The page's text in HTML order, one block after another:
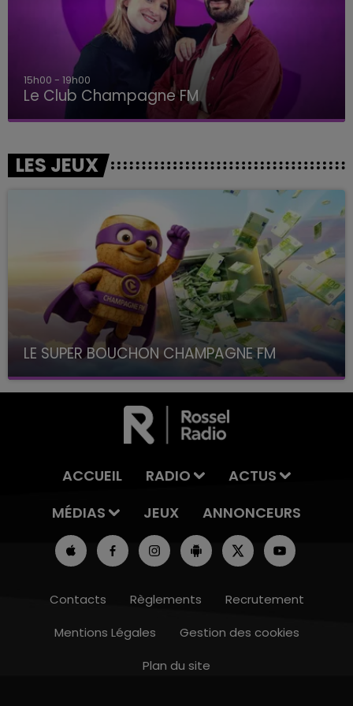
15h00 - 19h00
Le Club Champagne FM
LES JEUX
LE SUPER BOUCHON CHAMPAGNE FM
avec La Famille Champagne FM, à 8H10
ACCUEIL RADIO
ACTUS
MÉDIAS
JEUX ANNONCEURS
Contacts Règlements
Recrutement
Mentions Légales
Gestion des cookies
Plan du site